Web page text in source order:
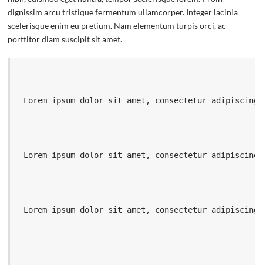
dignissim arcu tristique fermentum ullamcorper. Integer lacinia
scelerisque enim eu pretium. Nam elementum turpis orci, ac
porttitor diam suscipit sit amet.
Lorem ipsum dolor sit amet, consectetur
Lorem ipsum dolor sit amet, consectetur
Lorem ipsum dolor sit amet, consectetur